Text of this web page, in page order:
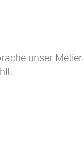
unser Metier.